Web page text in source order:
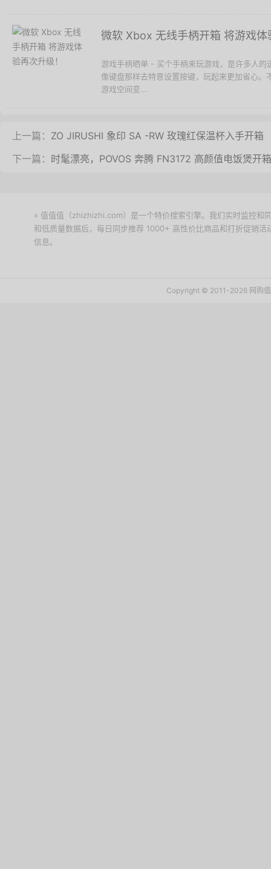
微软 Xbox 无线手柄开箱 将游戏体
游戏手柄晒单 - 买个手柄来玩游戏，是许多人
像键盘那样去特意设置按键，玩起来更加省心
游戏空间变...
上一篇： ZO JIRUSHI 象印 SA -RW 玫瑰红保温杯入手开箱
下一篇： 时髦漂亮，POVOS 奔腾 FN3172 高颜值电饭煲开箱
» 值值值（zhizhizhi.com）是一个特价搜索引擎。我们实时监控和
和低质量数据后，每日同步推荐 1000+ 高性价比商品和打折促销
信息。
Copyright © 2011-2026 网购